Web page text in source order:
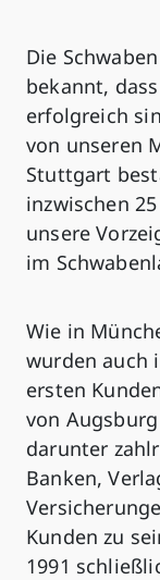
Die
bekannt,
erfolgreich
von unseren
Stuttgart
inzwischen
unsere
im
Wie in
wurden auch
ersten
von
darunter
Banken,
Kunden zu
1991